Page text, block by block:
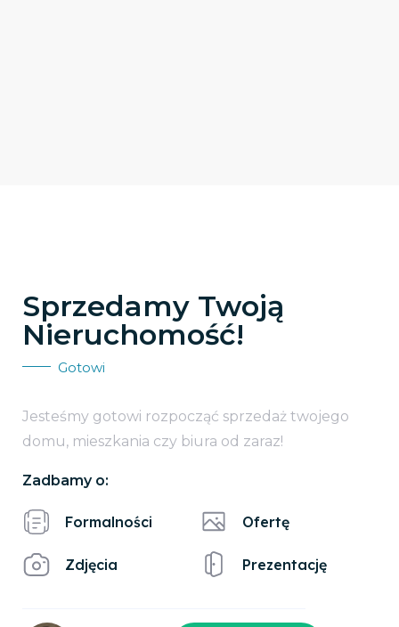
Sprzedamy Twoją
Nieruchomość!
Gotowi
Jesteśmy gotowi rozpocząć sprzedaż twojego
domu, mieszkania czy biura od zaraz!
Zadbamy o:
Formalności
Zdjęcia
Ofertę
Prezentację